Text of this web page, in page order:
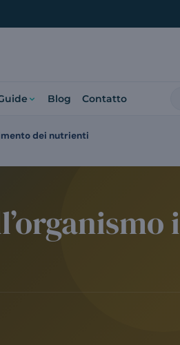
Blog Contatto
i
dei nutrienti